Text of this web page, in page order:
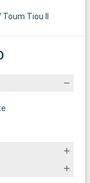
Tiou II